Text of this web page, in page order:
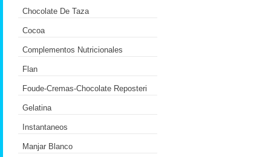
Chocolate De Taza
Cocoa
Complementos Nutricionales
Flan
Foude-Cremas-Chocolate Reposteri
Gelatina
Instantaneos
Manjar Blanco